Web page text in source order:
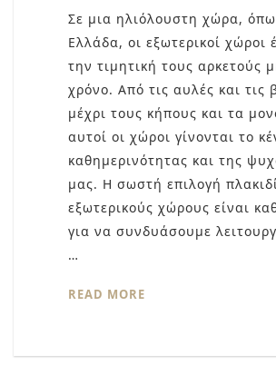
Σε μια ηλιόλουστη χώρα,
Ελλάδα, οι εξωτερικοί χώροι
την τιμητική τους αρκετούς
χρόνο. Από τις αυλές και τις
μέχρι τους κήπους και τα
αυτοί οι χώροι γίνονται το
καθημερινότητας και της
μας. Η σωστή επιλογή
εξωτερικούς χώρους είναι
για να συνδυάσουμε
…
READ MORE